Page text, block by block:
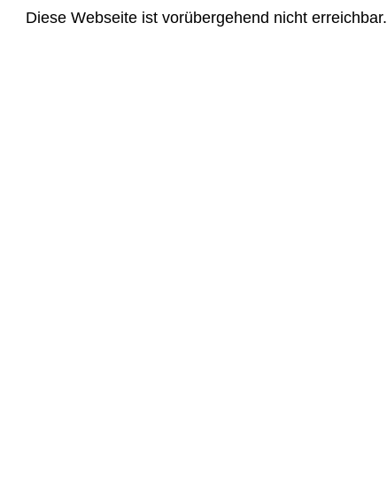
Diese Webseite ist vorübergehend nicht erreichbar.